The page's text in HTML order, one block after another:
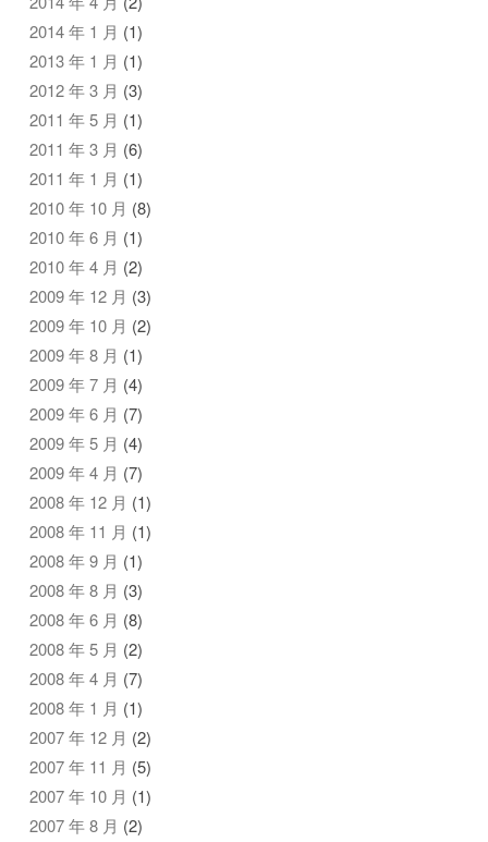
2014 年 1 月 (1)
2013 年 1 月 (1)
2012 年 3 月 (3)
2011 年 5 月 (1)
2011 年 3 月 (6)
2011 年 1 月 (1)
2010 年 10 月 (8)
2010 年 6 月 (1)
2010 年 4 月 (2)
2009 年 12 月 (3)
2009 年 10 月 (2)
2009 年 8 月 (1)
2009 年 7 月 (4)
2009 年 6 月 (7)
2009 年 5 月 (4)
2009 年 4 月 (7)
2008 年 12 月 (1)
2008 年 11 月 (1)
2008 年 9 月 (1)
2008 年 8 月 (3)
2008 年 6 月 (8)
2008 年 5 月 (2)
2008 年 4 月 (7)
2008 年 1 月 (1)
2007 年 12 月 (2)
2007 年 11 月 (5)
2007 年 10 月 (1)
2007 年 8 月 (2)